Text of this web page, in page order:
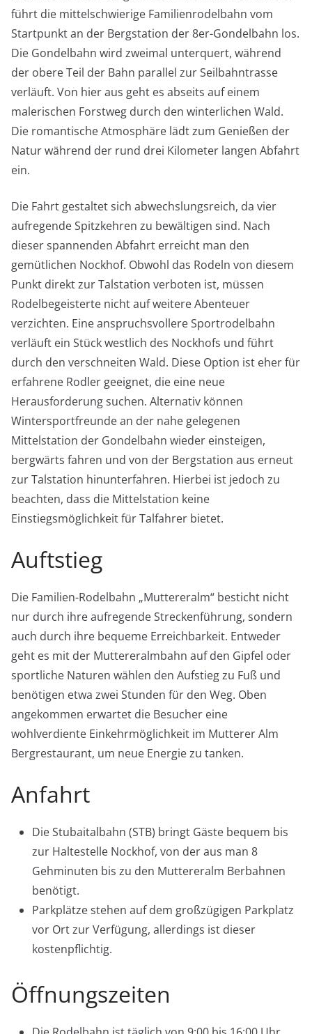
führt die mittelschwierige Familienrodelbahn vom
Startpunkt an der Bergstation der 8er-Gondelbahn los.
Die Gondelbahn wird zweimal unterquert, während
der obere Teil der Bahn parallel zur Seilbahntrasse
verläuft. Von hier aus geht es abseits auf einem
malerischen Forstweg durch den winterlichen Wald.
Die romantische Atmosphäre lädt zum Genießen der
Natur während der rund drei Kilometer langen Abfahrt
ein.
Die Fahrt gestaltet sich abwechslungsreich, da vier
aufregende Spitzkehren zu bewältigen sind. Nach
dieser spannenden Abfahrt erreicht man den
gemütlichen Nockhof. Obwohl das Rodeln von diesem
Punkt direkt zur Talstation verboten ist, müssen
Rodelbegeisterte nicht auf weitere Abenteuer
verzichten. Eine anspruchsvollere Sportrodelbahn
verläuft ein Stück westlich des Nockhofs und führt
durch den verschneiten Wald. Diese Option ist eher für
erfahrene Rodler geeignet, die eine neue
Herausforderung suchen. Alternativ können
Wintersportfreunde an der nahe gelegenen
Mittelstation der Gondelbahn wieder einsteigen,
bergwärts fahren und von der Bergstation aus erneut
zur Talstation hinunterfahren. Hierbei ist jedoch zu
beachten, dass die Mittelstation keine
Einstiegsmöglichkeit für Talfahrer bietet.
Auftstieg
Die Familien-Rodelbahn „Muttereralm“ besticht nicht
nur durch ihre aufregende Streckenführung, sondern
auch durch ihre bequeme Erreichbarkeit. Entweder
geht es mit der Muttereralmbahn auf den Gipfel oder
sportliche Naturen wählen den Aufstieg zu Fuß und
benötigen etwa zwei Stunden für den Weg. Oben
angekommen erwartet die Besucher eine
wohlverdiente Einkehrmöglichkeit im Mutterer Alm
Bergrestaurant, um neue Energie zu tanken.
Anfahrt
Die Stubaitalbahn (STB) bringt Gäste bequem bis
zur Haltestelle Nockhof, von der aus man 8
Gehminuten bis zu den Muttereralm Berbahnen
benötigt.
Parkplätze stehen auf dem großzügigen Parkplatz
vor Ort zur Verfügung, allerdings ist dieser
kostenpflichtig.
Öffnungszeiten